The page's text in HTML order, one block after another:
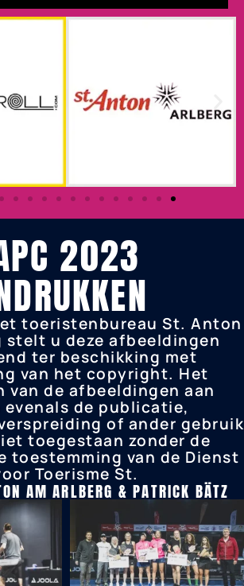
2023
toeristenbureau St. Anton
stelt u deze afbeeldingen
ter beschikking met
van het copyright. Het
van de afbeeldingen aan
evenals de publicatie,
of ander gebruik
toegestaan zonder de
toestemming van de Dienst
Toerisme St.
AM ARLBERG & PATRICK BÄTZ